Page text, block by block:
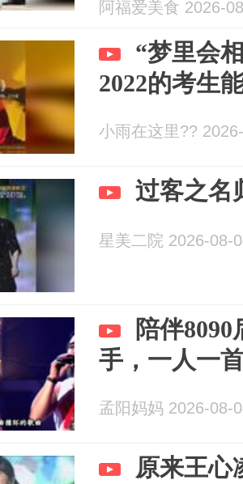
阿福爱美食 2026-
“梦里会
2022的考生
小雨在这里??
过客之名
星美二院 2026-08-
陪伴
手，一人一
孟阳妈妈 2026-08-
原来王心